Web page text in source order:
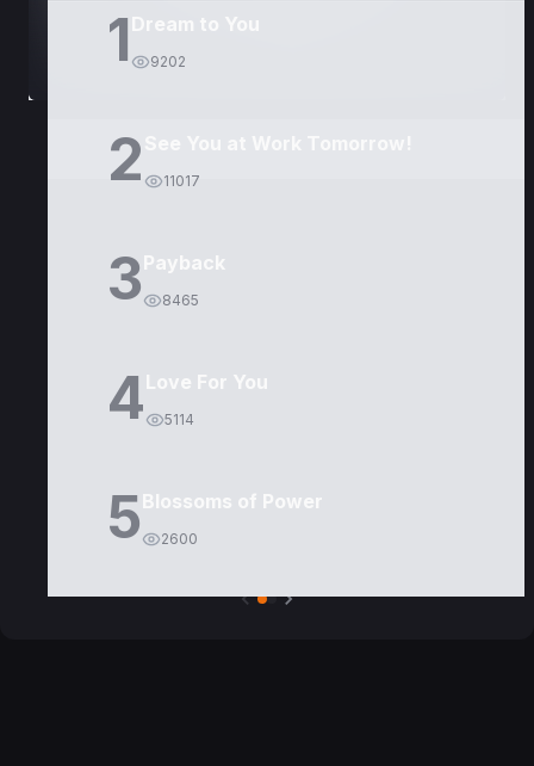
1 Dream to You
9202
2 11017
3Payback
8465
4Love For You
5114
5Blossoms of Power
2600